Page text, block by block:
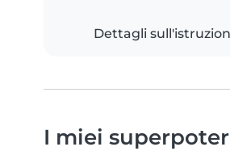
Dettagli
I miei